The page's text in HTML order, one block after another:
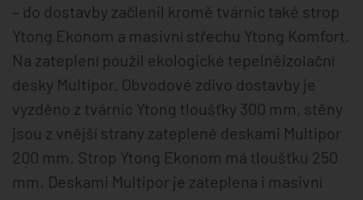
– do dostavby začlenil kromě tvárnic také strop
Ytong Ekonom a masivní střechu Ytong Komfort.
Na zateplení použil ekologické tepelněizolační
desky Multipor. Obvodové zdivo dostavby je
vyzděno z tvárnic Ytong tloušťky 300 mm, stěny
jsou z vnější strany zateplené deskami Multipor
200 mm. Strop Ytong Ekonom má tloušťku 250
mm. Deskami Multipor je zateplena i masivní